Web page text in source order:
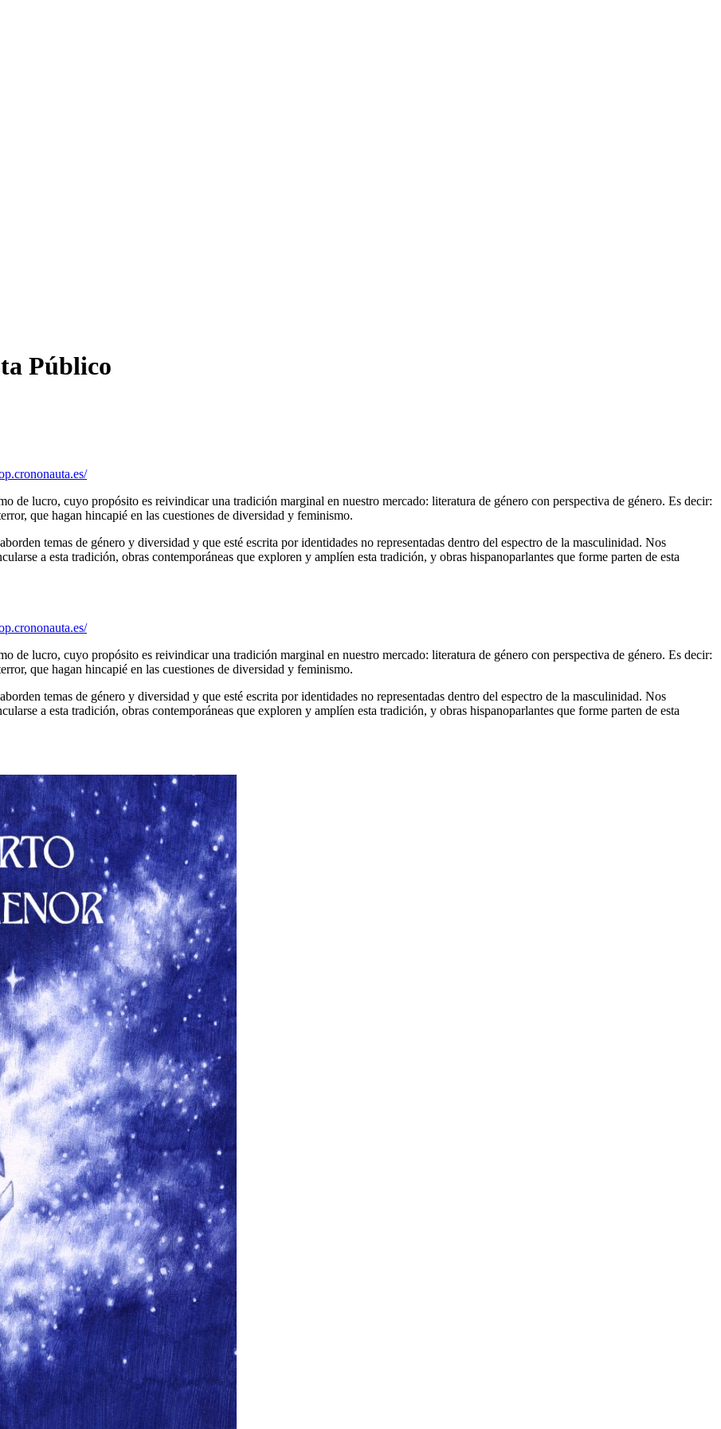
Público
de lucro, cuyo propósito es reivindicar una tradición marginal en nuestro mercado: literatura de género con perspectiva de género. Es decir:
que hagan hincapié en las cuestiones de diversidad y feminismo.
temas de género y diversidad y que esté escrita por identidades no representadas dentro del espectro de la masculinidad. Nos
a esta tradición, obras contemporáneas que exploren y amplíen esta tradición, y obras hispanoparlantes que forme parten de esta
de lucro, cuyo propósito es reivindicar una tradición marginal en nuestro mercado: literatura de género con perspectiva de género. Es decir:
que hagan hincapié en las cuestiones de diversidad y feminismo.
temas de género y diversidad y que esté escrita por identidades no representadas dentro del espectro de la masculinidad. Nos
a esta tradición, obras contemporáneas que exploren y amplíen esta tradición, y obras hispanoparlantes que forme parten de esta